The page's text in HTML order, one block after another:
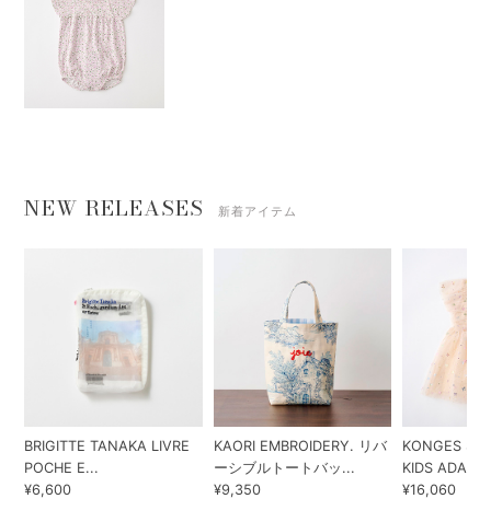
NEW RELEASES 新着アイテム
BRIGITTE TANAKA LIVRE
POCHE E...
¥6,600
KAORI EMBROIDERY. リバ
ーシブルトートバッ...
¥9,350
KONGES
KIDS ADA...
¥16,060